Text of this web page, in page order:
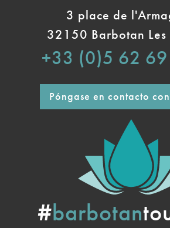
3 place de
32150 Barbotan Les
+33 (0)5 62
Póngase en contacto
#barbotan